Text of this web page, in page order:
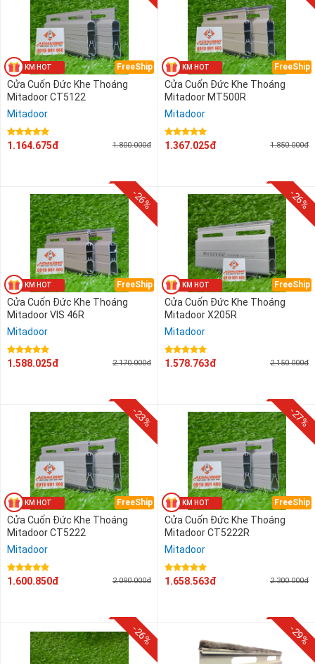
FreeShip
Cửa Cuốn Đức Khe Thoáng
Mitadoor CT5122
Mitadoor
1.164.675đ 1.800.000đ
FreeShip
Cửa Cuốn Đức Khe Thoáng
Mitadoor MT500R
Mitadoor
1.367.025đ 1.850.000đ
FreeShip
-26%
Cửa Cuốn Đức Khe Thoáng
Mitadoor VIS 46R
Mitadoor
1.588.025đ 2.170.000đ
FreeShip
-26%
Cửa Cuốn Đức Khe Thoáng
Mitadoor X205R
Mitadoor
1.578.763đ 2.150.000đ
FreeShip
-23%
Cửa Cuốn Đức Khe Thoáng
Mitadoor CT5222
Mitadoor
1.600.850đ 2.090.000đ
FreeShip
-27%
Cửa Cuốn Đức Khe Thoáng
Mitadoor CT5222R
Mitadoor
1.658.563đ 2.300.000đ
-26% -29%